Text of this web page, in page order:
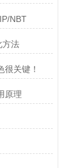
NBT
方法
很关键！
原理